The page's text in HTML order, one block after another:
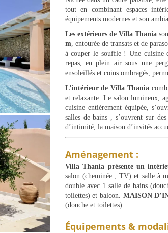
tout en combinant espaces
équipements modernes et son
Les extérieurs de Villa Thania
m, entourée de transats et de
à couper le souffle ! Une cuisine
repas, en plein air sous une
ensoleillés et coins ombragés,
L’intérieur de Villa Thania
et relaxante. Le salon lumineux,
cuisine entièrement équipée,
salles de bains , s’ouvrent sur
d’intimité, la maison d’invités
Aménagement :
Villa Thania présente un
salon (cheminée ; TV) et salle à
double avec 1 salle de bains
toilettes) et balcon. MAISON
(douche et toilettes).
Équipements &